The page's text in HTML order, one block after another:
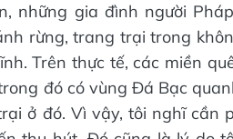
những gia đình người
rừng, trang trại trong
Trên thực tế, các miền
đó có vùng Đá Bạc
ở đó. Vì vậy, tôi nghĩ cần